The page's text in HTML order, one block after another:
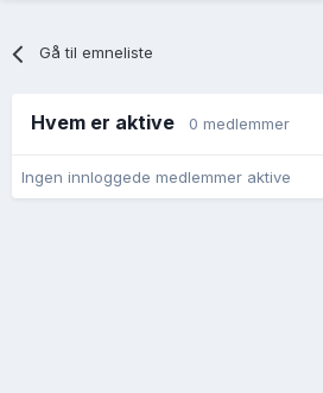
Gå til emneliste
Hvem er aktive 0 medlemmer
Ingen innloggede medlemmer aktive